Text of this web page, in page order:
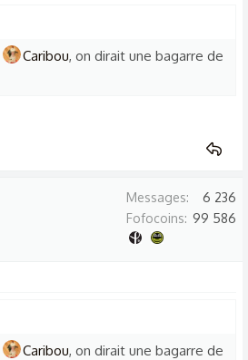
Caribou, on dirait une bagarre de
Messages
6 236
Fofocoins 99 586
Caribou, on dirait une bagarre de